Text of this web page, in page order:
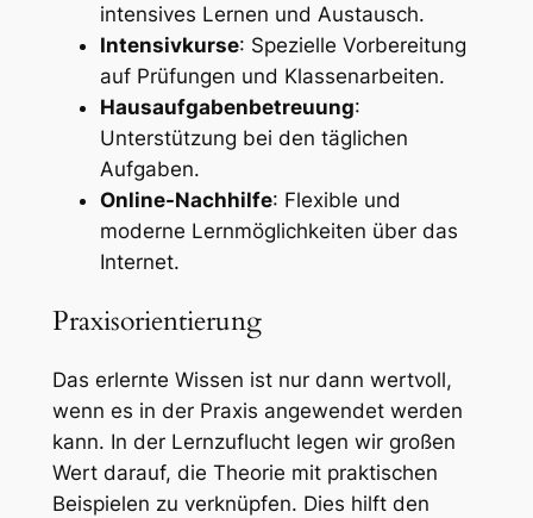
intensives Lernen und Austausch.
Intensivkurse: Spezielle Vorbereitung
auf Prüfungen und Klassenarbeiten.
Hausaufgabenbetreuung:
Unterstützung bei den täglichen
Aufgaben.
Online-Nachhilfe: Flexible und
moderne Lernmöglichkeiten über das
Internet.
Praxisorientierung
Das erlernte Wissen ist nur dann wertvoll,
wenn es in der Praxis angewendet werden
kann. In der Lernzuflucht legen wir großen
Wert darauf, die Theorie mit praktischen
Beispielen zu verknüpfen. Dies hilft den